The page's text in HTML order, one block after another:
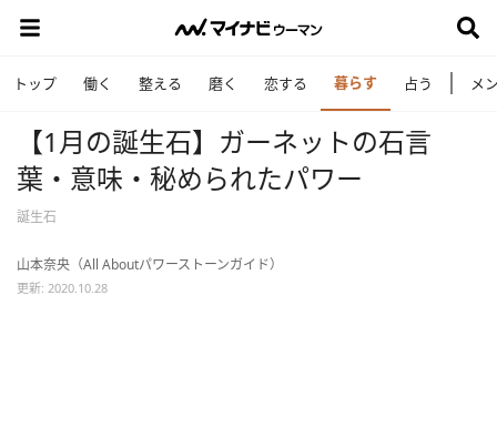
トップ 働く 整える 磨く 恋する 暮らす 占う メ
【1月の誕生石】ガーネットの石言
葉・意味・秘められたパワー
誕生石
山本奈央（All Aboutパワーストーンガイド）
更新: 2020.10.28